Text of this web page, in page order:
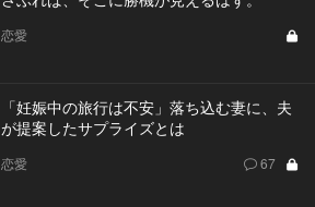
恋愛
「妊娠中の旅行は不安」落ち込む妻に、夫
が提案したサプライズとは
恋愛 67